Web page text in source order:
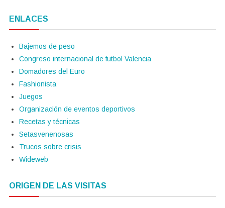
ENLACES
Bajemos de peso
Congreso internacional de futbol Valencia
Domadores del Euro
Fashionista
Juegos
Organización de eventos deportivos
Recetas y técnicas
Setasvenenosas
Trucos sobre crisis
Wideweb
ORIGEN DE LAS VISITAS